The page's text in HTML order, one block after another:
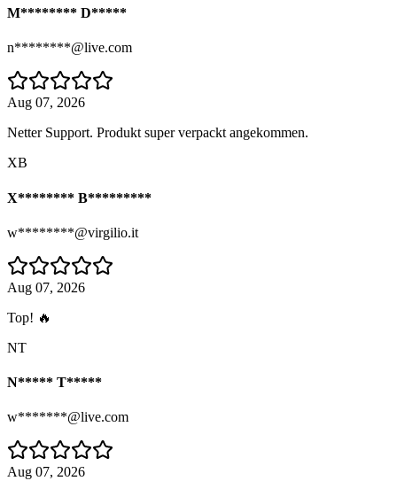
M******** D*****
n********@live.com
Aug 07, 2026
Netter Support. Produkt super verpackt angekommen.
XB
X******** B*********
w********@virgilio.it
Aug 07, 2026
Top! 🔥
NT
N***** T*****
w*******@live.com
Aug 07, 2026